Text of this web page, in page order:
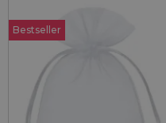
Bestseller